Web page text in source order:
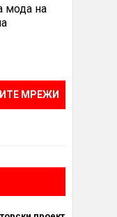
мода на
МРЕЖИ